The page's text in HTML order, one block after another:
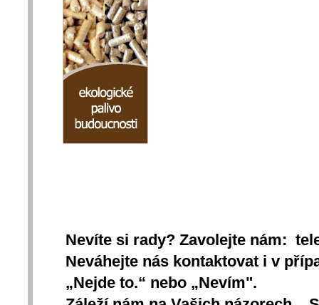
Nevíte si rady? Zavolejte nám:
Neváhejte nás kontaktovat i v
„Nejde to.“ nebo „Nevím".